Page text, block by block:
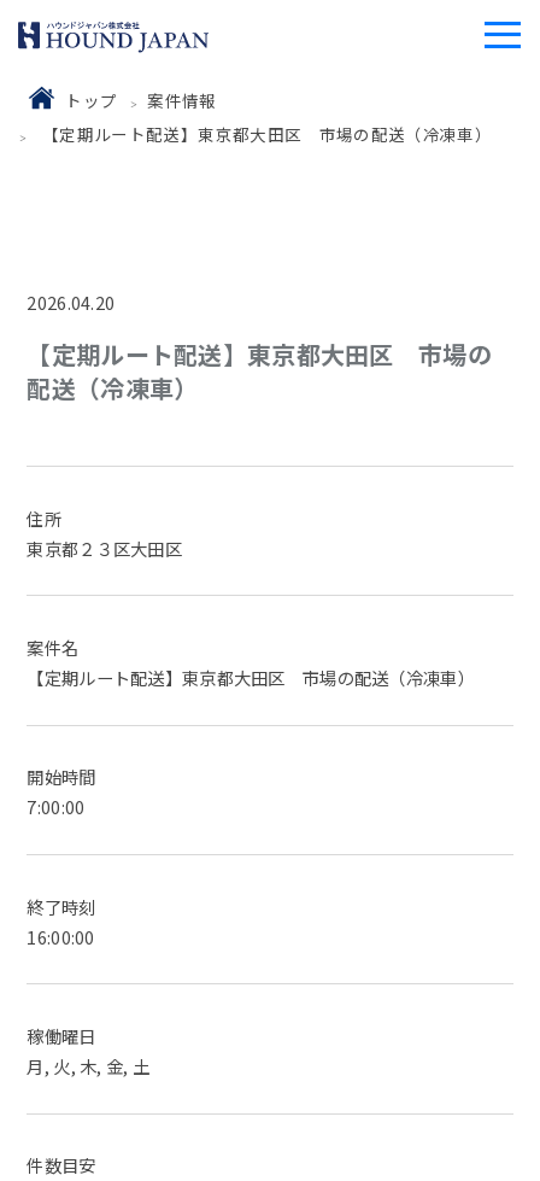
トップ
案件情報
【定期ルート配送】東京都大田区 市場の配送（冷凍車）
2026.04.20
【定期ルート配送】東京都大田区 市場の
配送（冷凍車）
住所
東京都２３区大田区
案件名
【定期ルート配送】東京都大田区 市場の配送（冷凍車）
開始時間
7:00:00
終了時刻
16:00:00
稼働曜日
月, 火, 木, 金, 土
件数目安